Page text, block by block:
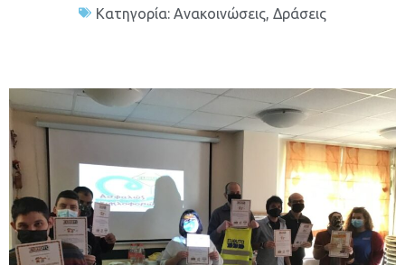
Κατηγορία: Ανακοινώσεις, Δράσεις